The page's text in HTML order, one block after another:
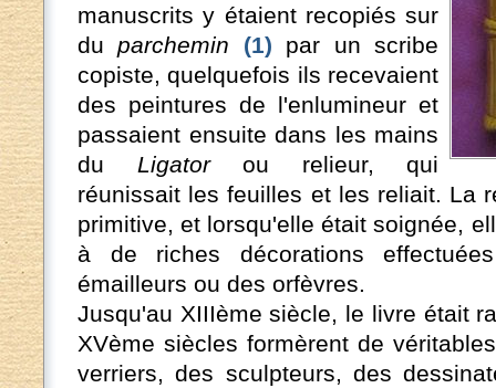
manuscrits y étaient recopiés sur
duparchemin (1) par un scribe
copiste, quelquefois ils recevaient
des peintures de l'enlumineur et
passaient ensuite dans les mains
du Ligatorou relieur, qui
réunissait les feuilles et les reliait. La
primitive, et lorsqu'elle était soignée,
à de riches décorations
émailleurs ou des orfèvres.
Jusqu'au XIIIème siècle, le livre était
XVème siècles formèrent de
verriers, des sculpteurs, des